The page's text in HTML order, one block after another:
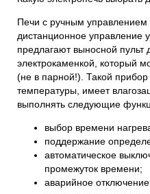
Печи с ручным управлением
дистанционное управление
предлагают выносной пульт
электрокаменкой, который
(не в парной!). Такой
температуры, имеет
выполнять следующие
выбор времени
поддержание
автоматическое
промежуток времени;
аварийное